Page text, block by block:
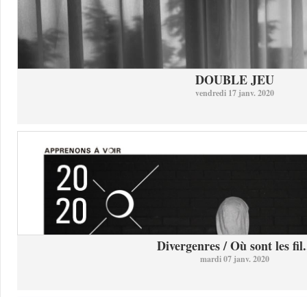
DOUBLE JEU
vendredi 17 janv. 2020
Divergenres / Où sont les
mardi 07 janv. 2020